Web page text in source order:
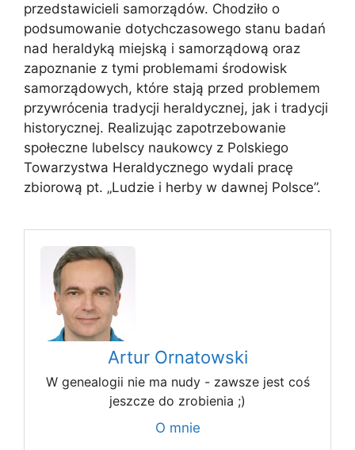
przedstawicieli samorządów. Chodziło o
podsumowanie dotychczasowego stanu badań
nad heraldyką miejską i samorządową oraz
zapoznanie z tymi problemami środowisk
samorządowych, które stają przed problemem
przywrócenia tradycji heraldycznej, jak i tradycji
historycznej. Realizując zapotrzebowanie
społeczne lubelscy naukowcy z Polskiego
Towarzystwa Heraldycznego wydali pracę
zbiorową pt. „Ludzie i herby w dawnej Polsce”.
Artur Ornatowski
W genealogii nie ma nudy - zawsze jest coś
jeszcze do zrobienia ;)
O mnie